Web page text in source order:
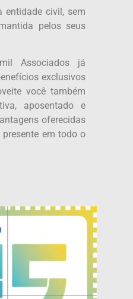
entidade civil, sem
pelos seus
Associados já
exclusivos
você também
aposentado e
oferecidas
em todo o